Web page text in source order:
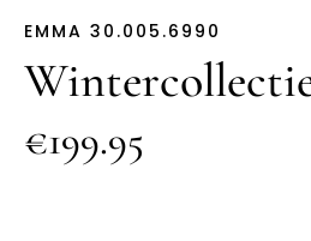
EMMA 30.005.6990
€199.95